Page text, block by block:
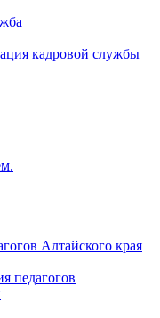
кадровой службы
Алтайского края
педагогов